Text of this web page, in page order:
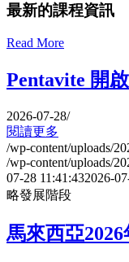
最新的課程資訊
Read More
Pentavite 開
2026-07-28/
閱讀更多
/wp-content/uploads/
/wp-content/uploads/
07-28 11:41:432026-
略發展階段
馬來西亞